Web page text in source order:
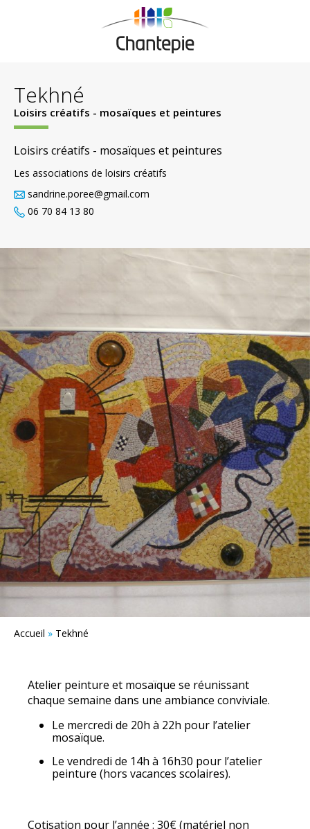
Tekhné
Loisirs créatifs - mosaïques et peintures
Loisirs créatifs - mosaïques et peintures
Les associations de loisirs créatifs
sandrine.poree@gmail.com
06 70 84 13 80
Accueil » Tekhné
Atelier peinture et mosaïque se réunissant
chaque semaine dans une ambiance conviviale.
Le mercredi de 20h à 22h pour l’atelier
mosaïque.
Le vendredi de 14h à 16h30 pour l’atelier
peinture (hors vacances scolaires).
Cotisation pour l’année : 30€ (matériel non